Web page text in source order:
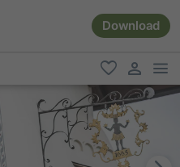
Download
favoriti
user link